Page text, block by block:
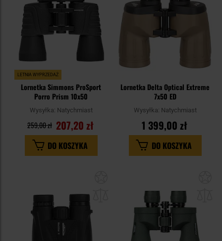
LETNIA WYPRZEDAŻ
Lornetka Simmons ProSport
Porro Prism 10x50
Wysyłka: Natychmiast
207,20 zł
259,00 zł
DO KOSZYKA
Lornetka Delta Optical Extreme
7x50 ED
Wysyłka: Natychmiast
1 399,00 zł
DO KOSZYKA